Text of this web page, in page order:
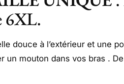
6XL.
douce à l’extérieur et une
un mouton dans vos bras .